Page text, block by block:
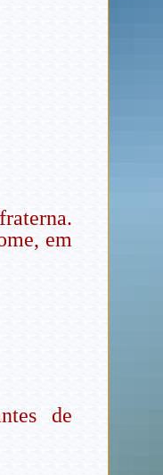
em
de